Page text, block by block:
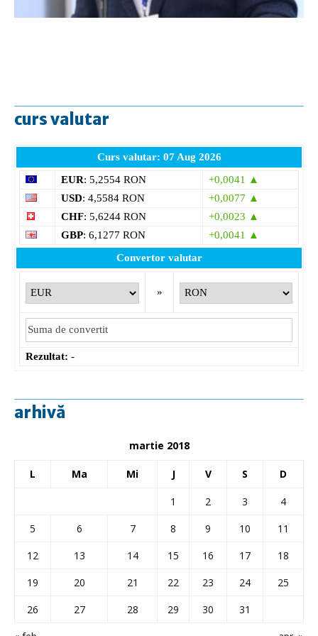
curs valutar
Curs valutar: 07 Aug 2026
EUR: 5,2554 RON
+0,0041 ▲
USD: 4,5584 RON
+0,0077 ▲
CHF: 5,6244 RON
+0,0023 ▲
GBP: 6,1277 RON
+0,0041 ▲
Convertor valutar
»
Rezultat: -
arhivă
martie 2018
L Ma Mi J V S D
1 2 3
4
5
6 7 8 9 10
11
12
13 14 15 16 17
18
19
20 21 22 23 24
25
26
27 28 29 30 31